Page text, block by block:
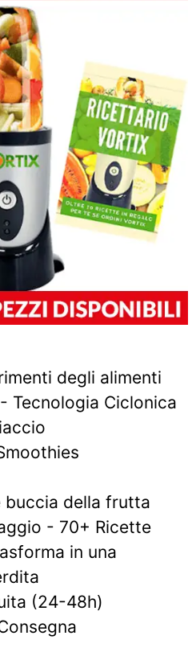
degli alimenti
Tecnologia Ciclonica
buccia della frutta
- 70+ Ricette
in una
(24-48h)